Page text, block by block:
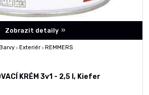
Zobrazit detaily
>Exteriér>REMMERS
KRÉM 3v1 - 2,5 l, Kiefer